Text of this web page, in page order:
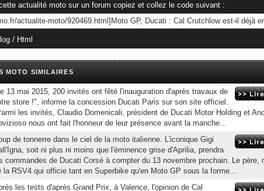
actualité moto sur un forum copiez et collez le code suivant :
/ Html
MOTO SIMILAIRES
13 mai 2015, 200 invités ont fêté l'inauguration d'après travaux de
store !", informe la concession Ducati Paris sur son site officiel.
les invités, Claudio Domenicali, président de Ducati Motor Holding et
nous ont fait l'honneur de leur présence avant la manche...
de tonnerre dans le ciel de la moto italienne. L'iconique Gigi
soit ni plus ni moins que l'éminence grise d'Aprilia, prendra
commandes de Ducati Corsé à compter du 13 novembre prochain. Le père,
la RSV4 qui officie tant en Superbike qu'en Moto GP sous la forme...
les tests d'après Grand Prix, à Valence, l'opinion de Cal